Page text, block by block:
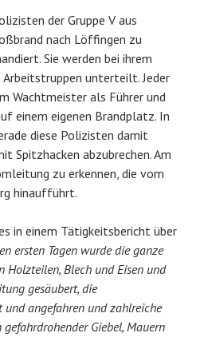
der Gruppe V aus
nach Löffingen zu
Sie werden bei ihrem
Arbeitstruppen unterteilt. Jeder
Wachtmeister als Führer und
einem eigenen Brandplatz. In
diese Polizisten damit
Spitzhacken abzubrechen. Am
zu erkennen, die vom
hinaufführt.
in einem Tätigkeitsbericht über
ersten Tagen wurde die ganze
Holzteilen, Blech und Eisen und
gesäubert, die
angefahren und zahlreiche
Giebel, Mauern